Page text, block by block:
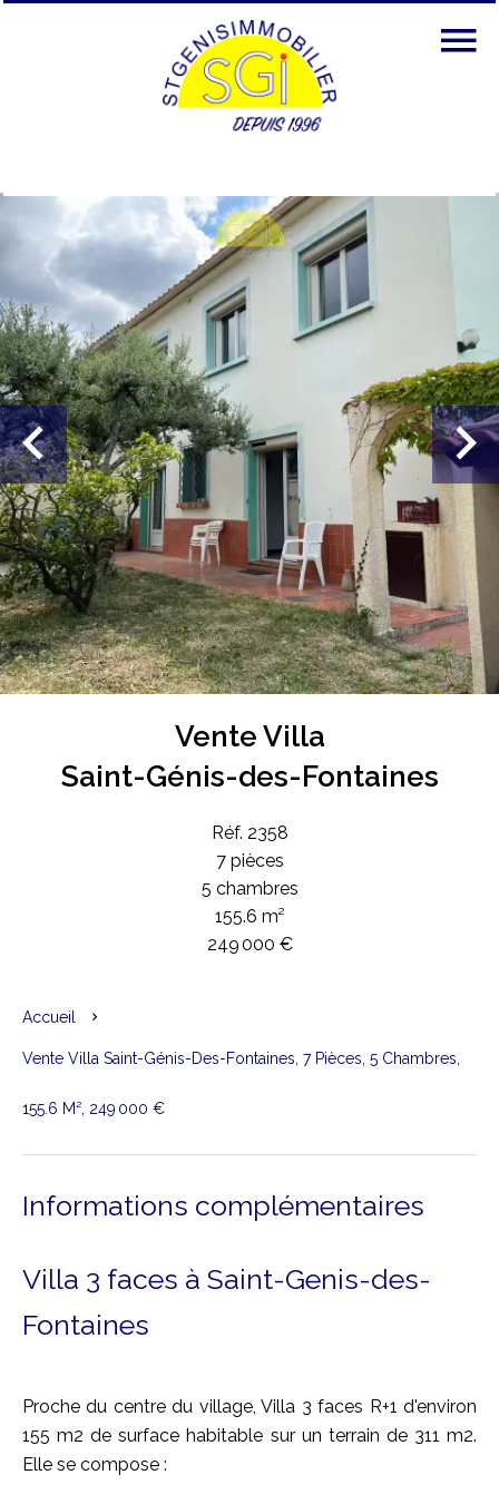
Vente Villa
Saint-Génis-des-Fontaines
Réf. 2358
7 pièces
5 chambres
155.6 m²
249 000 €
Accueil
Vente Villa Saint-Génis-Des-Fontaines, 7 Pièces, 5 Chambres,
155.6 M², 249 000 €
Informations complémentaires
Villa 3 faces à Saint-Genis-des-
Fontaines
Proche du centre du village, Villa 3 faces R+1 d'environ
155 m2 de surface habitable sur un terrain de 311 m2.
Elle se compose :